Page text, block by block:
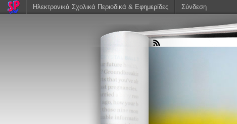
Ηλεκτρονικά Σχολικά Περιοδικά & Εφημερίδες Σύνδεση